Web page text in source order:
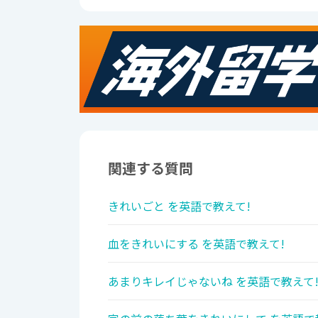
関連する質問
きれいごと を英語で教えて!
血をきれいにする を英語で教えて!
あまりキレイじゃないね を英語で教えて!